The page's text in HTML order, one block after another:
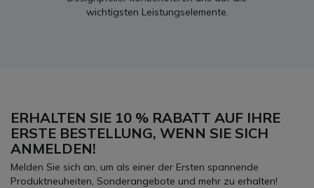
wichtigsten Leistungselemente.
ERHALTEN SIE 10 % RABATT AUF IHRE
ERSTE BESTELLUNG, WENN SIE SICH
ANMELDEN!
Melden Sie sich an, um als einer der Ersten spannende
Produktneuheiten, Sonderangebote und mehr zu erhalten!